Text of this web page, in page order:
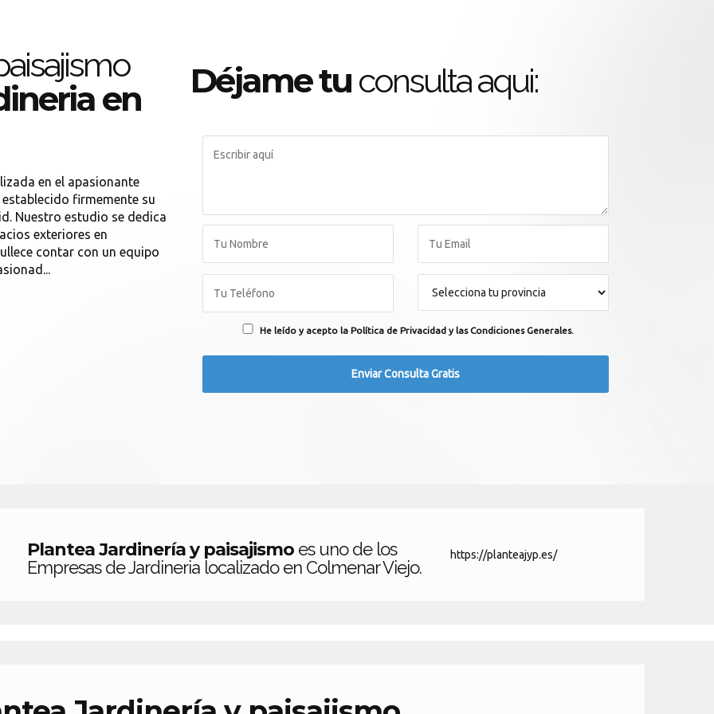
en
en el apasionante
firmemente su
Nuestro estudio se dedica
exteriores en
contar con un equipo
Déjame tu consulta aqui:
He leído y acepto la Política de Privacidad y las Condiciones Generales.
Plantea Jardinería y paisajismo es uno de los
Empresas de Jardineria localizado en Colmenar Viejo.
https://planteajyp.es/